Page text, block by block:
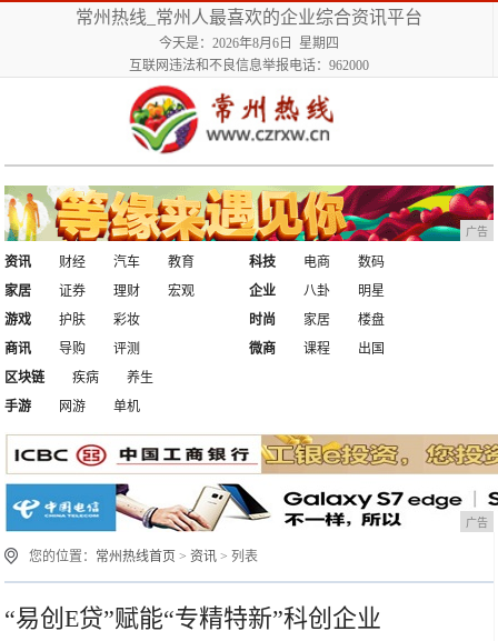
常州热线_常州人最喜欢的企业综合资讯平台
今天是：2026年8月6日 星期四
互联网违法和不良信息举报电话：962000
广告
资讯 财经 汽车
教育
家居
证券 理财 宏观
科技 电商
数码
企业
八卦
明星
游戏
护肤
彩妆
商讯
导购 评测
时尚 家居
楼盘
微商
课程
出国
区块链
疾病
养生
手游
网游 单机
广告
您的位置： 常州热线首页 >资讯 > 列表
“易创E贷”赋能“专精特新”科创企业